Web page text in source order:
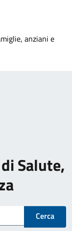
anziani e
Salute,
Cerca